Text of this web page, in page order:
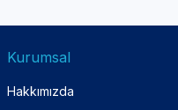
Kurumsal
Hakkımızda